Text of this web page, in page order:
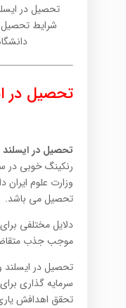
تحصیل در
شرایط تحصیل
تحصیل در
تحصیل در ایسلند
رنکینگ خوبی در
وزارت علوم ایران
تحصیل می باشد.
دلایل مختلفی
موجب جذب
تحصیل در ایسلند
سرمایه گذاری
تحقق اهدافش